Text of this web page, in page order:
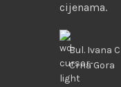
cijenama.
Bul. Ivana
Crna Gora